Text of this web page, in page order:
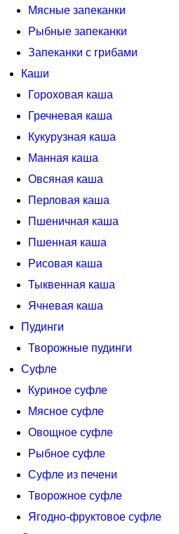
Мясные запеканки
Рыбные запеканки
Запеканки с грибами
Каши
Гороховая каша
Гречневая каша
Кукурузная каша
Манная каша
Овсяная каша
Перловая каша
Пшеничная каша
Пшенная каша
Рисовая каша
Тыквенная каша
Ячневая каша
Пудинги
Творожные пудинги
Суфле
Куриное суфле
Мясное суфле
Овощное суфле
Рыбное суфле
Суфле из печени
Творожное суфле
Ягодно-фруктовое суфле